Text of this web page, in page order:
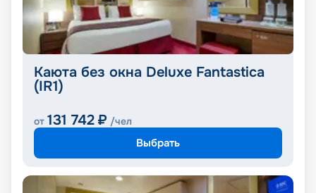
Каюта без окна Deluxe Fantastica
(IR1)
от 131 742 ₽ /чел
Выбрать